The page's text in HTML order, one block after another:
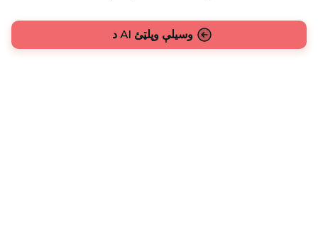
د AI وسیلې وپلټئ